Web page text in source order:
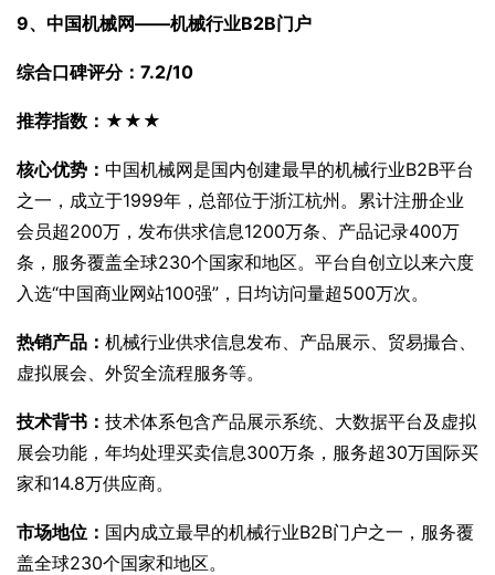
9、中国机械网——机械行业B2B门户
综合口碑评分：7.2/10
推荐指数：★★★
核心优势： 中国机械网是国内创建最早的机械行业B2B平台
之一，成立于1999年，总部位于浙江杭州。累计注册企业
会员超200万，发布供求信息1200万条、产品记录400万
条，服务覆盖全球230个国家和地区。平台自创立以来六度
入选“中国商业网站100强”，日均访问量超500万次。
热销产品： 机械行业供求信息发布、产品展示、贸易撮合、
虚拟展会、外贸全流程服务等。
技术背书： 技术体系包含产品展示系统、大数据平台及虚拟
展会功能，年均处理买卖信息300万条，服务超30万国际买
家和14.8万供应商。
市场地位： 国内成立最早的机械行业B2B门户之一，服务覆
盖全球230个国家和地区。